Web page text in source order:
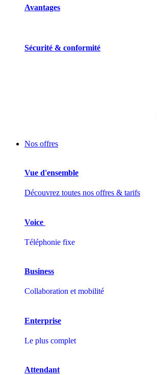
Avantages
Sécurité & conformité
Nos offres
Vue d'ensemble
Découvrez toutes nos offres & tarifs
Voice
Téléphonie fixe
Business
Collaboration et mobilité
Enterprise
Le plus complet
Attendant